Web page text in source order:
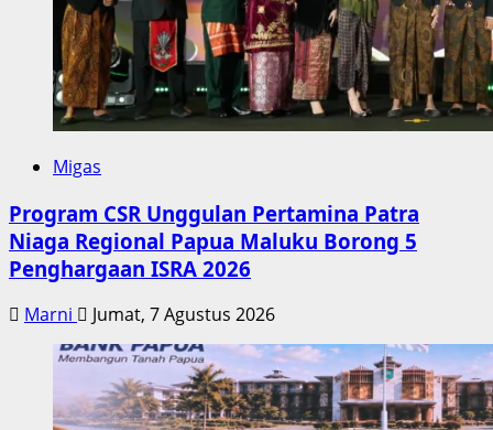
Migas
Program CSR Unggulan Pertamina Patra
Niaga Regional Papua Maluku Borong 5
Penghargaan ISRA 2026
Marni Jumat, 7 Agustus 2026